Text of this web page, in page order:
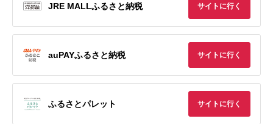
JRE MALLふるさと納税 サイトに行く
auPAYふるさと納税 サイトに行く
ふるさとパレット サイトに行く